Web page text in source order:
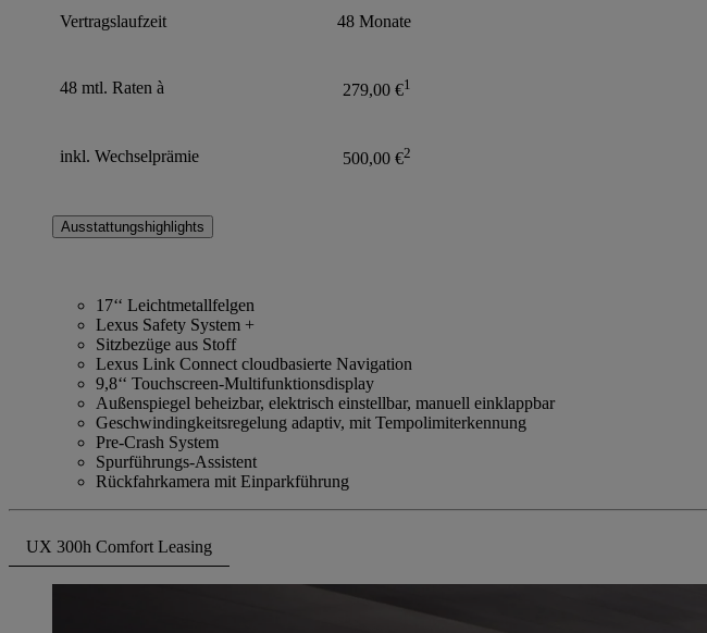
Vertragslaufzeit 48 Monate
48 mtl. Raten à 279,00 €1
inkl. Wechselprämie 500,00 €2
Ausstattungshighlights
17‘‘ Leichtmetallfelgen
Lexus Safety System +
Sitzbezüge aus Stoff
Lexus Link Connect cloudbasierte Navigation
9,8‘‘ Touchscreen-Multifunktionsdisplay
Außenspiegel beheizbar, elektrisch einstellbar, manuell einklappbar
Geschwindingkeitsregelung adaptiv, mit Tempolimiterkennung
Pre-Crash System
Spurführungs-Assistent
Rückfahrkamera mit Einparkführung
UX 300h Comfort Leasing